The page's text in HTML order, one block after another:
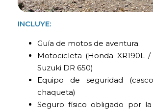
INCLUYE:
Guía de motos de aventura.
Motocicleta (Honda XR190L
Suzuki DR 650)
Equipo de seguridad
chaqueta)
Seguro físico obligado por